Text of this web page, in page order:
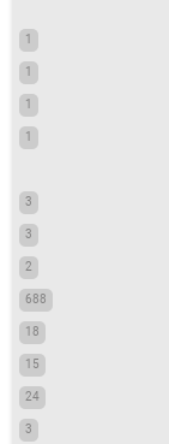
1
1
1
1
3
3
2
688
18
15
24
3